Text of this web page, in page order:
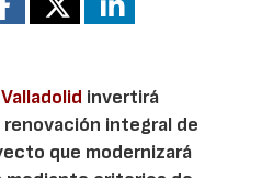
invertirá
integral de
que modernizará